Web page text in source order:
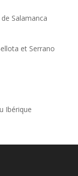
Salamanca
et Serrano
Ibérique